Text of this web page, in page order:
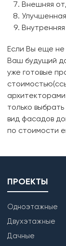
Внешняя
Если Вы еще не
Ваш будущий
уже готовые
только
вид фасадов
по стоимости
ПРОЕКТЫ
Одноэтажные
Двухэтажные
Дачные